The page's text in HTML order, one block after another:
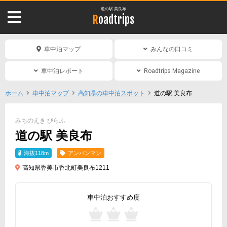
道の駅 美良布
Roadtrips
車中泊マップ みんなの口コミ
車中泊レポート Roadtrips Magazine
ホーム 車中泊マップ 高知県の車中泊スポット 道の駅 美良布
みちのえき びらふ
道の駅 美良布
海抜118m アンパンマン
高知県香美市香北町美良布1211
車中泊おすすめ度